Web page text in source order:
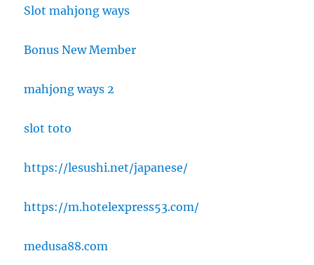
Slot mahjong ways
Bonus New Member
mahjong ways 2
slot toto
https://lesushi.net/japanese/
https://m.hotelexpress53.com/
medusa88.com